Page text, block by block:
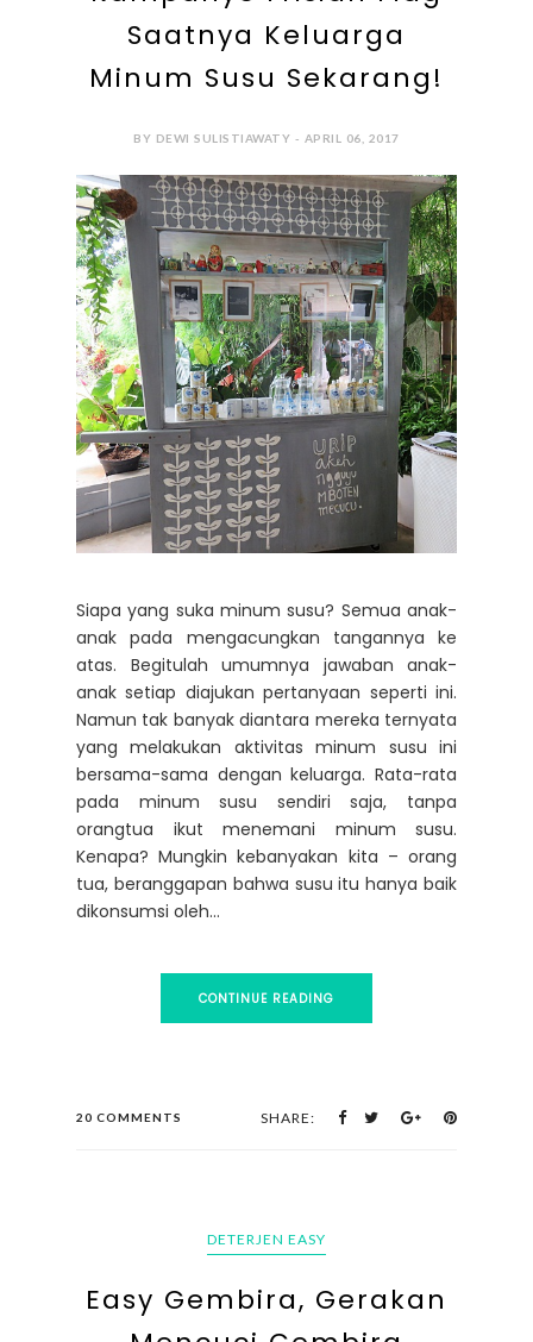
Saatnya Keluarga
Minum Susu Sekarang!
BY DEWI SULISTIAWATY - APRIL 06, 2017
Siapa yang suka minum susu? Semua anak-
anak pada mengacungkan tangannya ke
atas. Begitulah umumnya jawaban anak-
anak setiap diajukan pertanyaan seperti ini.
Namun tak banyak diantara mereka ternyata
yang melakukan aktivitas minum susu ini
bersama-sama dengan keluarga. Rata-rata
pada minum susu sendiri saja, tanpa
orangtua ikut menemani minum susu.
Kenapa? Mungkin kebanyakan kita – orang
tua, beranggapan bahwa susu itu hanya baik
dikonsumsi oleh...
CONTINUE READING
20 COMMENTS SHARE:
DETERJEN EASY
Easy Gembira, Gerakan